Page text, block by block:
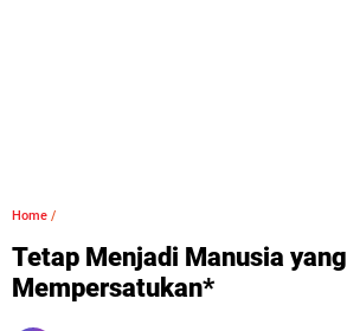
Home /
Tetap Menjadi Manusia yang
Mempersatukan*